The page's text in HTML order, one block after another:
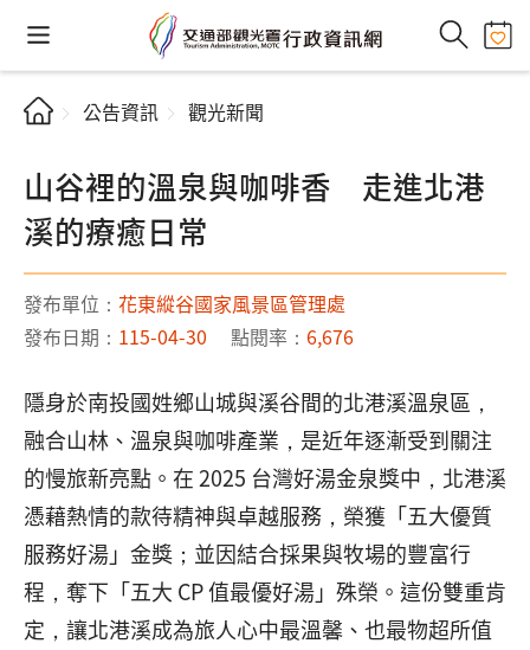
公告資訊 觀光新聞
山谷裡的溫泉與咖啡香 走進北港
溪的療癒日常
發布單位： 花東縱谷國家風景區管理處
發布日期： 115-04-30 點閱率： 6,676
隱身於南投國姓鄉山城與溪谷間的北港溪溫泉區，
融合山林、溫泉與咖啡產業，是近年逐漸受到關注
的慢旅新亮點。在 2025 台灣好湯金泉獎中，北港溪
憑藉熱情的款待精神與卓越服務，榮獲「五大優質
服務好湯」金獎；並因結合採果與牧場的豐富行
程，奪下「五大 CP 值最優好湯」殊榮。這份雙重肯
定，讓北港溪成為旅人心中最溫馨、也最物超所值